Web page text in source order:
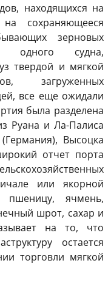
находящихся на
сохраняющееся
зерновых
одного судна,
твердой и мягкой
загруженных
все еще ожидали
была разделена
Руана и Ла-Палиса
Высоцка
отчет порта
или якорной
пшеницу, ячмень,
шрот, сахар и
на то, что
остается
торговли мягкой